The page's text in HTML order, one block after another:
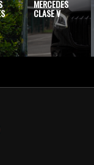
MERCEDES
CLASE V